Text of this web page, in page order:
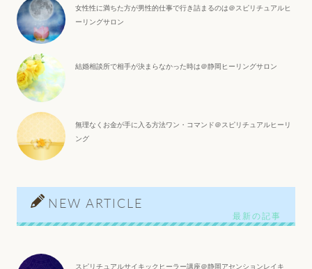
女性性に満ちた方が男性的仕事で行き詰まるのは＠スピリチュアルヒ
ーリングサロン
結婚相談所で相手が決まらなかった時は＠静岡ヒーリングサロン
無理なくお金が手に入る方法ワン・コマンド＠スピリチュアルヒーリ
ング
NEW ARTICLE
スピリチュアルサイキックヒーラー講座＠静岡アセンションレイキ